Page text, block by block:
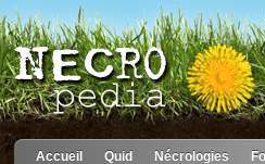
Accueil Quid Nécrologies